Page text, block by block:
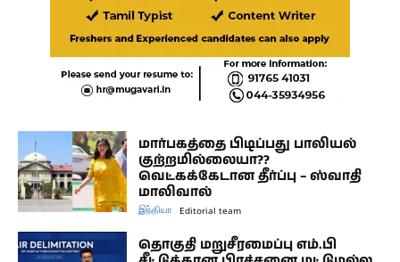
மார்பகத்தை பிடிப்பது பாலியல்
குற்றமில்லையா??
வெட்கக்கேடான தீர்ப்பு – ஸ்வாதி
மாலிவால்
இந்தியா Editorial team
தொகுதி மறுசீரமைப்பு எம்.பி